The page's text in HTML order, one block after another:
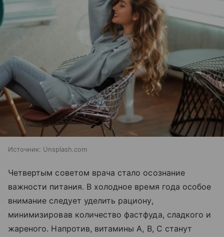
Источник: Unsplash.com
Четвертым советом врача стало осознание
важности питания. В холодное время года особое
внимание следует уделить рациону,
минимизировав количество фастфуда, сладкого и
жареного. Напротив, витамины A, B, C станут